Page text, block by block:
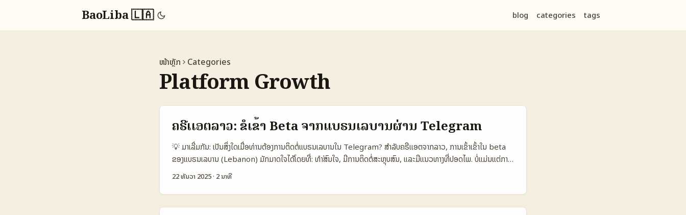
BaoLiba 🇱🇦 blog categories tags
ໜ້າຫຼັກ Categories
Platform Growth
ຄຣີເເອຕລາວ: ຂໍເຂົ້າ Beta ຈາກແບຣນເລບານຜ່ານ Telegram
💡 ມາເລີ່ມກັນ: ເປັນສິ່ງໃດເມື່ອທ່ານຕ້ອງການຕິດຕໍ່ແບຣນເລບານໃນ Telegram? ສຳລັບຄຣີເເອຕຈາກລາວ, ການເຂົ້າເຂົ້າໃນ beta
ຂອງແບຣນເລບານ (Lebanon) ມັກມາດໃຈໄດ້ໂດຍທີ່: ທຳ່ສົນໃຈ, ມີການຕິດຕໍ່ສະຫຼຸບສົນ, ແລະມີແນວທາງທີ່ປອດໄພ. ບໍ່ແມ່ນແຕ່ການ
ສົ່ງ DM ເທົ່ານັ້ນ — Telegram ເປັນ ecosystem ທີ່ມີ channel, group, bot ແລະເຄື່ອງມື API ທີ່ທ່ານສາມາດໃຊ້ເພື່ອ
ໄດ້ໂພດໃນຟີຈເຊັນອື່ນ. ນີ້ແມ່ນຄວາມເປັນໄດ້ທີ່ຈະໃຫ້ຄໍາແນະນຳທີ່ອອກແນວແບບຈິງ, ພໍກັບສະປິ ຂ່າວທີ່ວ່າ Telegram ຖືກເອົາເຂົ້າໃນ
ເທັກນິກທີ່ມີຄວາມສ່ຽງ (maldita ລາຍງານວ່າ Telegram ຖືກໃຊ້ໂດຍກຸ່ມທີ່ເຮັດຫຍັງບາງຢ່າງ) — ດັ່ງນັ້ນຄວນອ່ານຄວາມລາຍງານ
22 ທັນວາ 2025· 2 ນາທີ